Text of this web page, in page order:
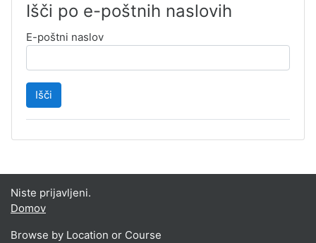
Išči po e-poštnih naslovih
E-poštni naslov
Niste prijavljeni.
Domov
Browse by Location or Course